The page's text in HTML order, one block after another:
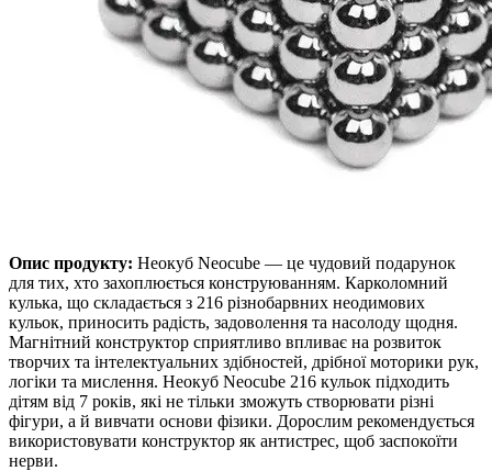
Опис продукту: Неокуб Neocube — це чудовий подарунок
для тих, хто захоплюється конструюванням. Карколомний
кулька, що складається з 216 різнобарвних неодимових
кульок, приносить радість, задоволення та насолоду щодня.
Магнітний конструктор сприятливо впливає на розвиток
творчих та інтелектуальних здібностей, дрібної моторики рук,
логіки та мислення. Неокуб Neocube 216 кульок підходить
дітям від 7 років, які не тільки зможуть створювати різні
фігури, а й вивчати основи фізики. Дорослим рекомендується
використовувати конструктор як антистрес, щоб заспокоїти
нерви.